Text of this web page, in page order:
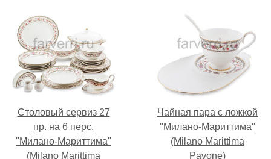
Столовый сервиз 27
пр. на 6 перс.
''Милано-Мариттима''
(Milano Marittima
Чайная пара с ложкой
''Милано-Мариттима''
(Milano Marittima
Pavone)